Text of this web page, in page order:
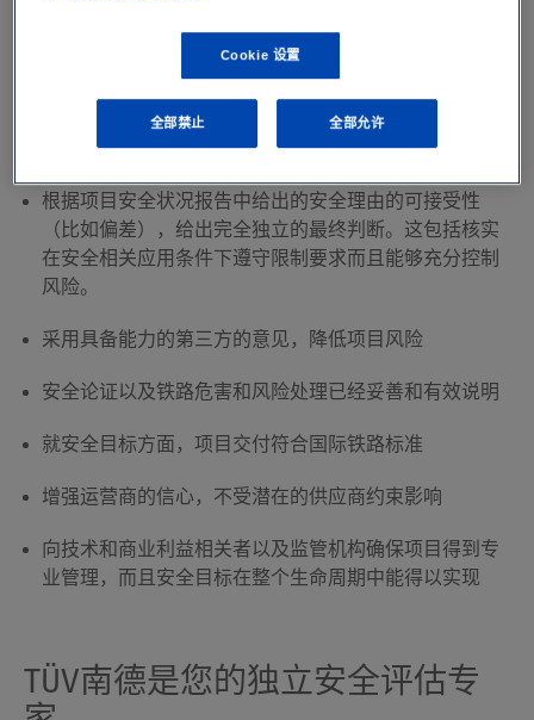
发生前采取防范措施，确保其系统符合安全要求和全球铁
南德确保：
独立判断和意见，不受项目约束
根据项目安全状况报告中给出的安全理由的可接受性
（比如偏差），给出完全独立的最终判断。这包括核实
在安全相关应用条件下遵守限制要求而且能够充分控制
风险。
采用具备能力的第三方的意见，降低项目风险
安全论证以及铁路危害和风险处理已经妥善和有效说明
就安全目标方面，项目交付符合国际铁路标准
增强运营商的信心，不受潜在的供应商约束影响
向技术和商业利益相关者以及监管机构确保项目得到专
业管理，而且安全目标在整个生命周期中能得以实现
TÜV南德是您的独立安全评估专
Cookie 设置
全部禁止 全部允许